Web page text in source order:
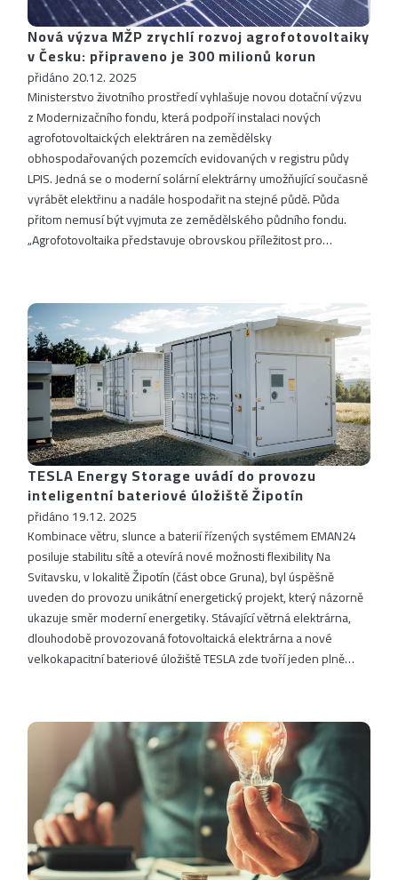
Nová výzva MŽP zrychlí rozvoj agrofotovoltaiky
v Česku: připraveno je 300 milionů korun
přidáno 20.12. 2025
Ministerstvo životního prostředí vyhlašuje novou dotační výzvu
z Modernizačního fondu, která podpoří instalaci nových
agrofotovoltaických elektráren na zemědělsky
obhospodařovaných pozemcích evidovaných v registru půdy
LPIS. Jedná se o moderní solární elektrárny umožňující současně
vyrábět elektřinu a nadále hospodařit na stejné půdě. Půda
přitom nemusí být vyjmuta ze zemědělského půdního fondu.
„Agrofotovoltaika představuje obrovskou příležitost pro…
TESLA Energy Storage uvádí do provozu
inteligentní bateriové úložiště Žipotín
přidáno 19.12. 2025
Kombinace větru, slunce a baterií řízených systémem EMAN24
posiluje stabilitu sítě a otevírá nové možnosti flexibility Na
Svitavsku, v lokalitě Žipotín (část obce Gruna), byl úspěšně
uveden do provozu unikátní energetický projekt, který názorně
ukazuje směr moderní energetiky. Stávající větrná elektrárna,
dlouhodobě provozovaná fotovoltaická elektrárna a nové
velkokapacitní bateriové úložiště TESLA zde tvoří jeden plně…